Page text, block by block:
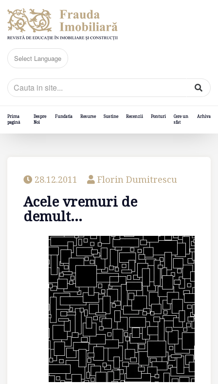
Prima
pagină
Despre
Noi
Fundatia Resurse Sustine Recenzii Ponturi
Cere un
sfat
Arhiva
28.12.2011 Florin Dumitrescu
Acele vremuri de
demult…